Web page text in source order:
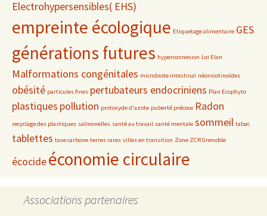
Electrohypersensibles( EHS)
empreinte écologique Etiquetage alimentaire GES
générations futures hyperconnexion Loi Elan
Malformations congénitales microbiote intestinal néonicotinoïdes
obésité particules fines pertubateurs endocriniens Plan Ecophyto
plastiques pollution protoxyde d'azote puberté précoce Radon
recyclage des plastiques salmonelles santé au travail santé mentale sommeil tabac
tablettes taxe carbone terres rares villes en transition Zone ZCR Grenoble
écocideéconomie circulaire
Associations partenaires